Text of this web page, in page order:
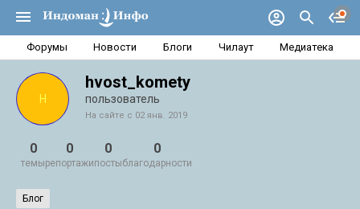
Форумы Новости Блоги Чилаут Медиатека
H
hvost_komety
пользователь
На сайте с 02 янв. 2019
0
темы
0
репортажи
0
посты
0
благодарности
Блог